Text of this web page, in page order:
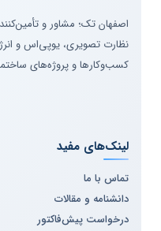
اصفهان تک؛ مشاور و
نظارت تصویری، یوپی‌اس و
کسب‌وکارها و پروژه‌های
لینک‌های مفید
تماس با ما
دانشنامه و مقالات
درخواست پیش‌فاکتور